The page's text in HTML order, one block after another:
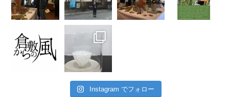
Instagram でフォロー